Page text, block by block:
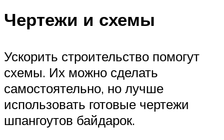
Чертежи и схемы
Ускорить строительство помогут
схемы. Их можно сделать
самостоятельно, но лучше
использовать готовые чертежи
шпангоутов байдарок.